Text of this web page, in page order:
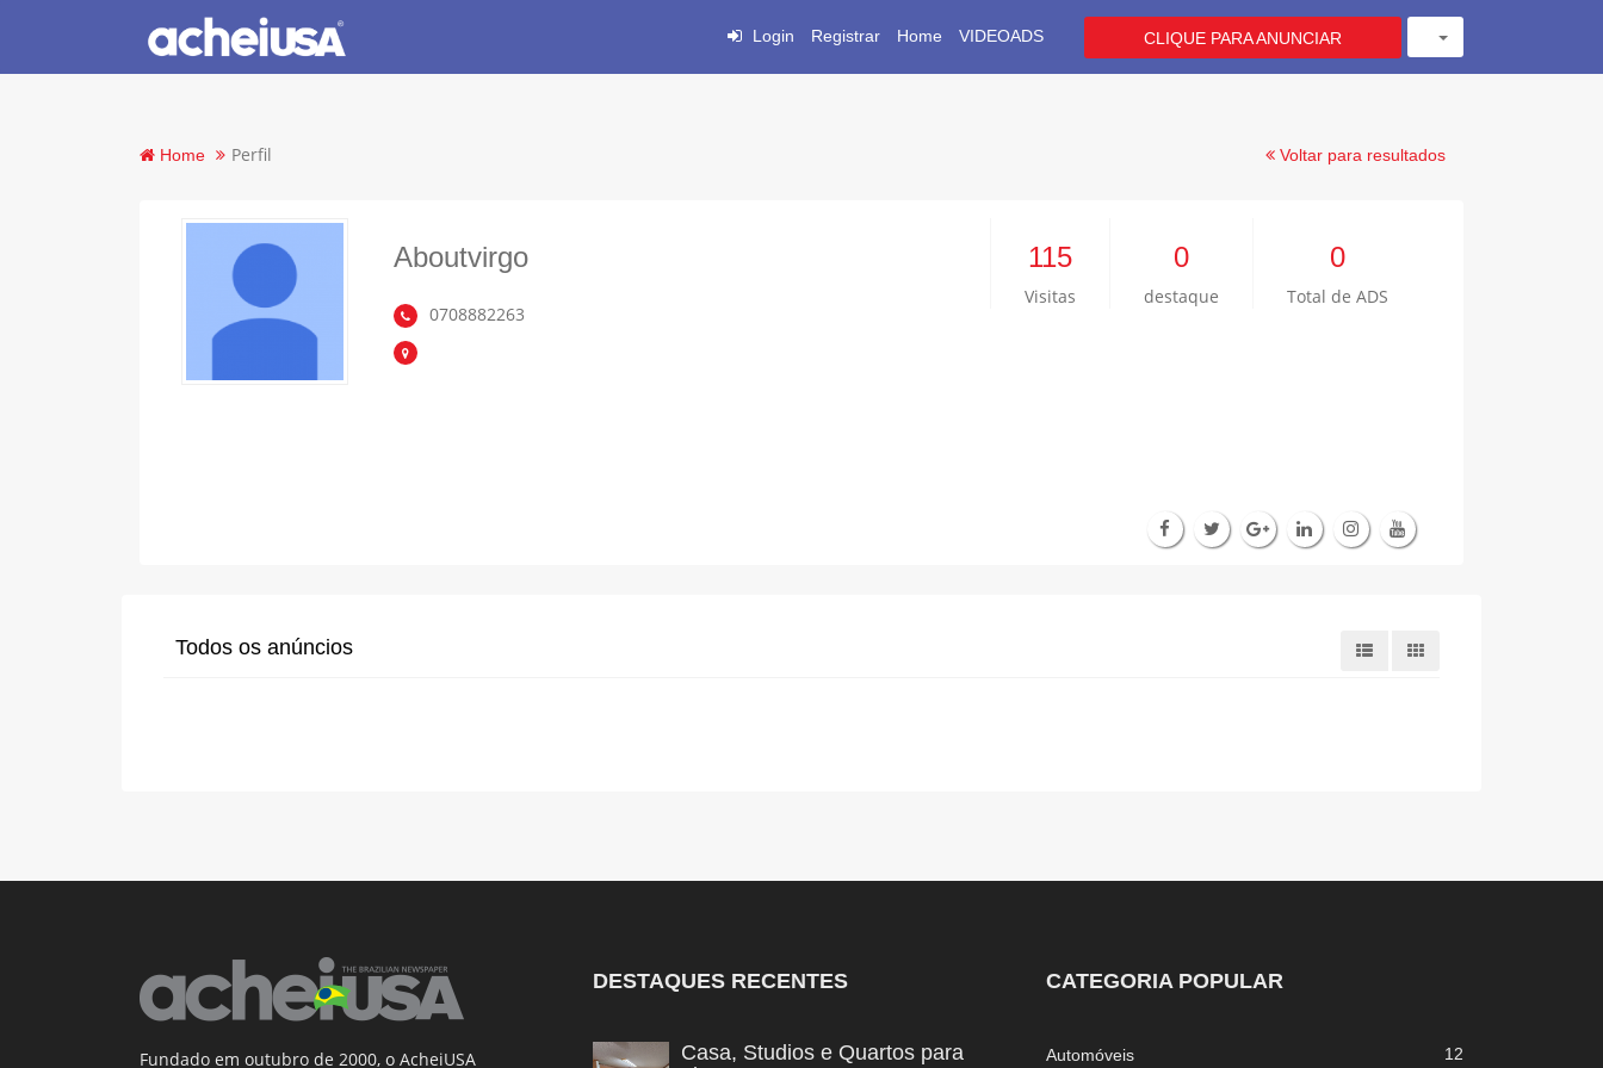
Login Registrar Home VIDEOADS CLIQUE PARA ANUNCIAR
Home Perfil Voltar para resultados
Aboutvirgo
0708882263
115
Visitas
0
destaque
0
Total de ADS
Todos os anúncios
Fundado em outubro de 2000, o AcheiUSA
DESTAQUES RECENTES
Casa, Studios e Quartos para
CATEGORIA POPULAR
Automóveis 12